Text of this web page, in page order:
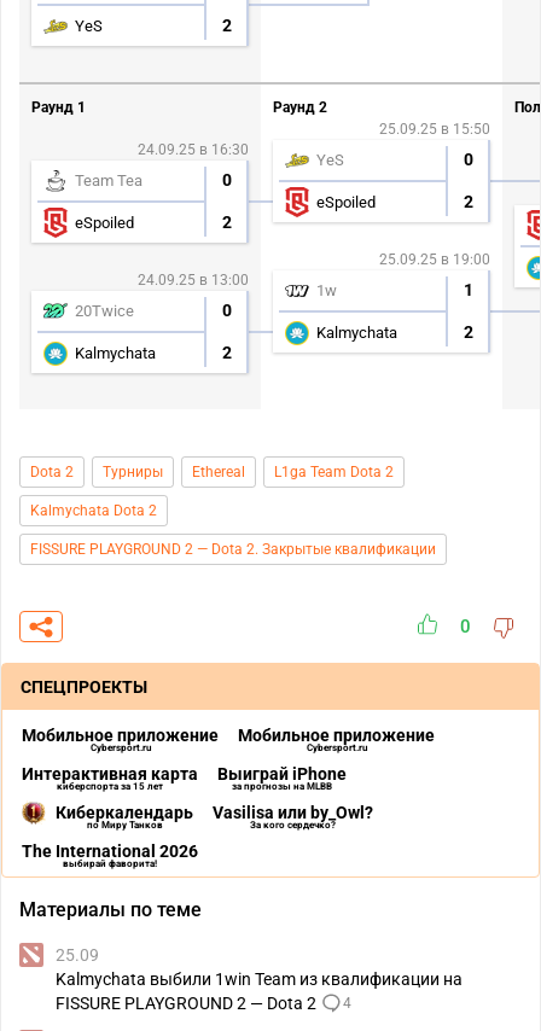
YeS 2
Раунд 1
24.09.25 в 16:30
Team Tea 0
eSpoiled 2
24.09.25 в 13:00
20Twice 0
Kalmychata 2
Раунд 2
25.09.25 в 15:50
YeS 0
eSpoiled 2
25.09.25 в 19:00
1w 1
Kalmychata 2
Dota 2 Турниры Ethereal L1ga Team Dota 2
Kalmychata Dota 2
FISSURE PLAYGROUND 2 — Dota 2. Закрытые квалификации
0
СПЕЦПРОЕКТЫ
Мобильное приложение
Cybersport.ru
Мобильное приложение
Cybersport.ru
Интерактивная карта
киберспорта за 15 лет
Выиграй iPhone
за прогнозы на MLBB
Киберкалендарь
по Миру Танков
Vasilisa или by_Owl?
За кого сердечко?
The International 2026
выбирай фаворита!
Материалы по теме
25.09
Kalmychata выбили 1win Team из квалификации на
FISSURE PLAYGROUND 2 — Dota 2
4